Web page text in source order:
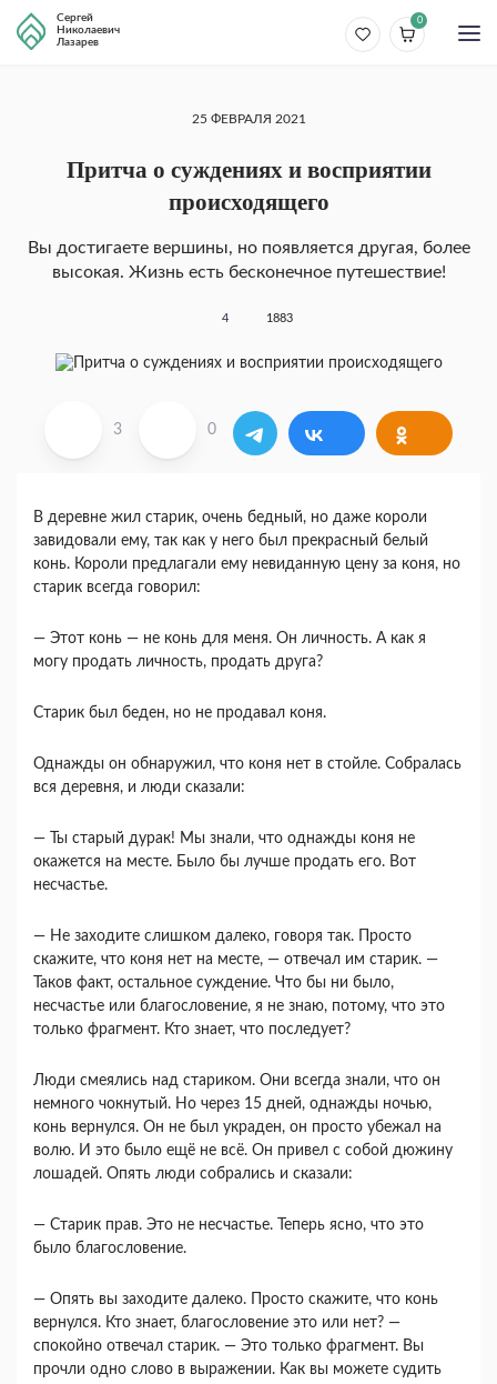
Сергей
Николаевич
Лазарев
0
25 ФЕВРАЛЯ 2021
Притча о суждениях и восприятии
происходящего
Вы достигаете вершины, но появляется другая, более
высокая. Жизнь есть бесконечное путешествие!
4 1883
3 0
В деревне жил старик, очень бедный, но даже короли
завидовали ему, так как у него был прекрасный белый
конь. Короли предлагали ему невиданную цену за коня, но
старик всегда говорил:
— Этот конь — не конь для меня. Он личность. А как я
могу продать личность, продать друга?
Старик был беден, но не продавал коня.
Однажды он обнаружил, что коня нет в стойле. Собралась
вся деревня, и люди сказали:
— Ты старый дурак! Мы знали, что однажды коня не
окажется на месте. Было бы лучше продать его. Вот
несчастье.
— Не заходите слишком далеко, говоря так. Просто
скажите, что коня нет на месте, — отвечал им старик. —
Таков факт, остальное суждение. Что бы ни было,
несчастье или благословение, я не знаю, потому, что это
только фрагмент. Кто знает, что последует?
Люди смеялись над стариком. Они всегда знали, что он
немного чокнутый. Но через 15 дней, однажды ночью,
конь вернулся. Он не был украден, он просто убежал на
волю. И это было ещё не всё. Он привел с собой дюжину
лошадей. Опять люди собрались и сказали:
— Старик прав. Это не несчастье. Теперь ясно, что это
было благословение.
— Опять вы заходите далеко. Просто скажите, что конь
вернулся. Кто знает, благословение это или нет? —
спокойно отвечал старик. — Это только фрагмент. Вы
прочли одно слово в выражении. Как вы можете судить